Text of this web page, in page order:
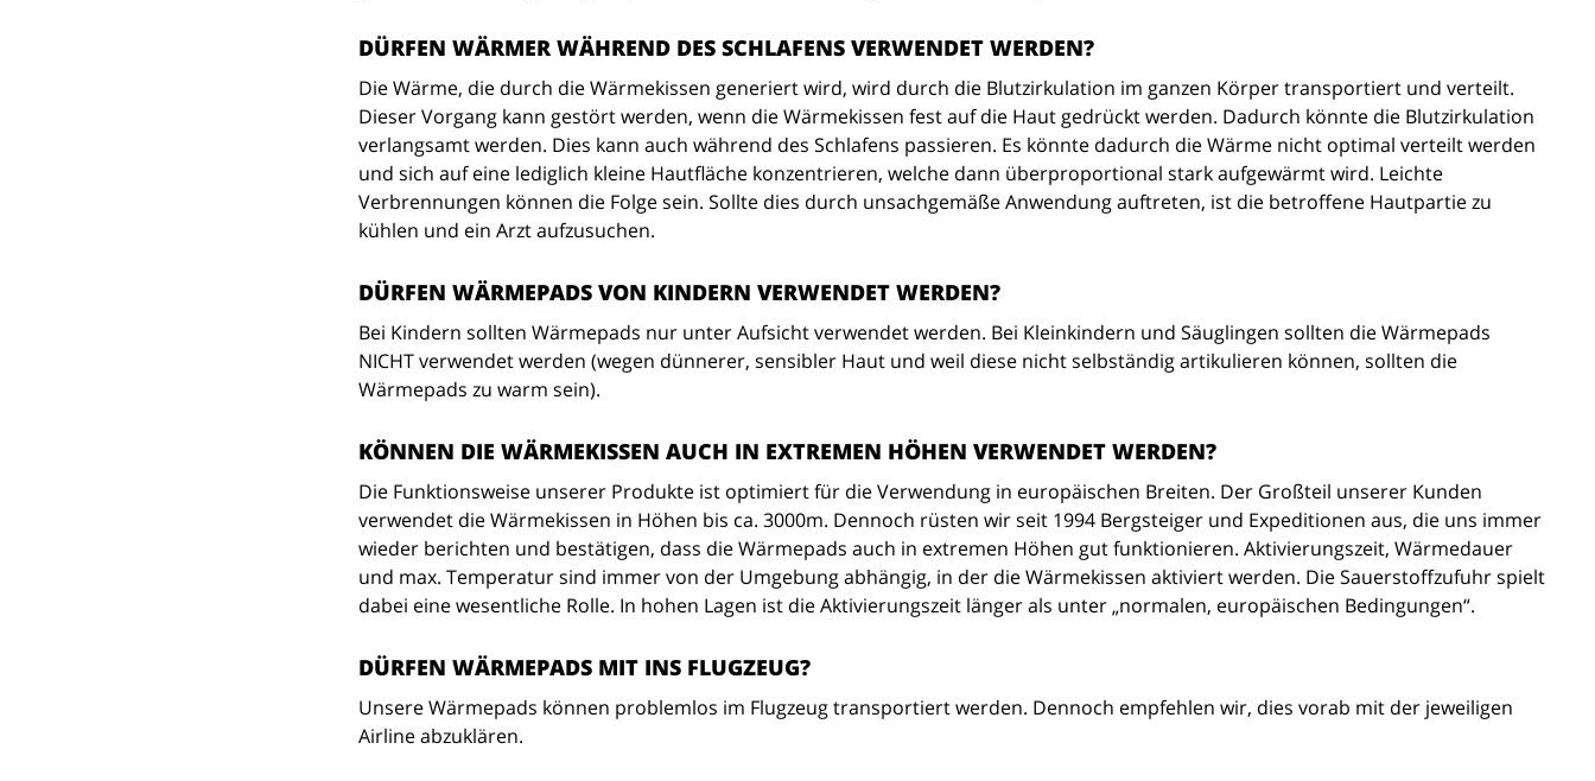
DÜRFEN WÄRMER WÄHREND DES SCHLAFENS VERWENDET WERDEN?
Die Wärme, die durch die Wärmekissen generiert wird, wird durch die Blutzirkulation im ganzen Körper transportiert und verteilt.
Dieser Vorgang kann gestört werden, wenn die Wärmekissen fest auf die Haut gedrückt werden. Dadurch könnte die Blutzirkulation
verlangsamt werden. Dies kann auch während des Schlafens passieren. Es könnte dadurch die Wärme nicht optimal verteilt werden
und sich auf eine lediglich kleine Hautfläche konzentrieren, welche dann überproportional stark aufgewärmt wird. Leichte
Verbrennungen können die Folge sein. Sollte dies durch unsachgemäße Anwendung auftreten, ist die betroffene Hautpartie zu
kühlen und ein Arzt aufzusuchen.
DÜRFEN WÄRMEPADS VON KINDERN VERWENDET WERDEN?
Bei Kindern sollten Wärmepads nur unter Aufsicht verwendet werden. Bei Kleinkindern und Säuglingen sollten die Wärmepads
NICHT verwendet werden (wegen dünnerer, sensibler Haut und weil diese nicht selbständig artikulieren können, sollten die
Wärmepads zu warm sein).
KÖNNEN DIE WÄRMEKISSEN AUCH IN EXTREMEN HÖHEN VERWENDET WERDEN?
Die Funktionsweise unserer Produkte ist optimiert für die Verwendung in europäischen Breiten. Der Großteil unserer Kunden
verwendet die Wärmekissen in Höhen bis ca. 3000m. Dennoch rüsten wir seit 1994 Bergsteiger und Expeditionen aus, die uns immer
wieder berichten und bestätigen, dass die Wärmepads auch in extremen Höhen gut funktionieren. Aktivierungszeit, Wärmedauer
und max. Temperatur sind immer von der Umgebung abhängig, in der die Wärmekissen aktiviert werden. Die Sauerstoffzufuhr spielt
dabei eine wesentliche Rolle. In hohen Lagen ist die Aktivierungszeit länger als unter „normalen, europäischen Bedingungen“.
DÜRFEN WÄRMEPADS MIT INS FLUGZEUG?
Unsere Wärmepads können problemlos im Flugzeug transportiert werden. Dennoch empfehlen wir, dies vorab mit der jeweiligen
Airline abzuklären.